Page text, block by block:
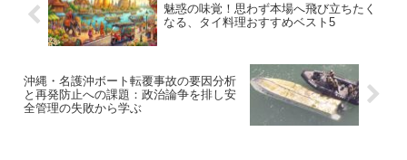
魅惑の味覚！思わず本場へ飛び立ちたく
なる、タイ料理おすすめベスト5
沖縄・名護沖ボート転覆事故の要因分析
と再発防止への課題：政治論争を排し安
全管理の失敗から学ぶ